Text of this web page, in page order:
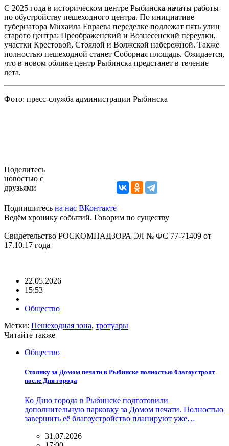
С 2025 года в историческом центре Рыбинска начаты работы
по обустройству пешеходного центра. По инициативе
губернатора Михаила Евраева переделке подлежат пять улиц
старого центра: Преображенский и Вознесенский переулки,
участки Крестовой, Стоялой и Волжской набережной. Также
полностью пешеходной станет Соборная площадь. Ожидается,
что в новом облике центр Рыбинска предстанет в течение
лета.
Фото: пресс-служба администрации Рыбинска
Поделитесь
новостью с
друзьями
Подпишитесь на нас ВКонтакте
Ведём хронику событий. Говорим по существу
Свидетельство РОСКОМНАДЗОРА ЭЛ № ФС 77-71409 от
17.10.17 года
22.05.2026
15:53
Общество
Метки: Пешеходная зона, тротуары
Читайте также
Общество
Стоянку за Домом печати в Рыбинске полностью благоустроят
после Дня города
Ко Дню города в Рыбинске подготовили
дополнительную парковку за Домом печати. Полностью
завершить её благоустройство планируют уже…
31.07.2026